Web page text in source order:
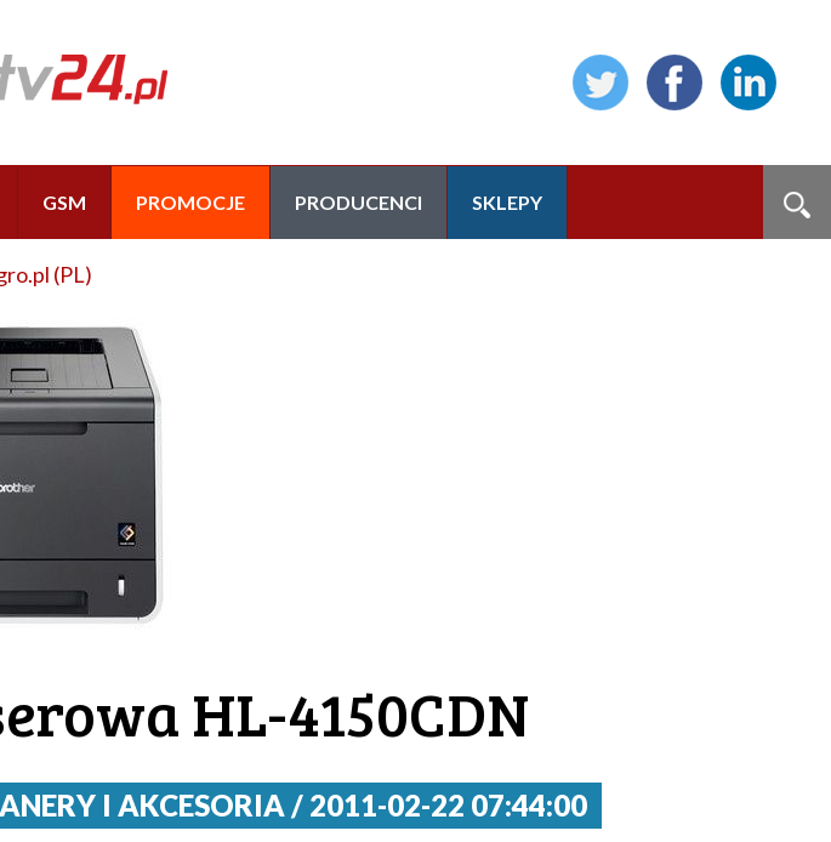
GSM PROMOCJE PRODUCENCI SKLEPY
HL-4150CDN
I AKCESORIA / 2011-02-22 07:44:00